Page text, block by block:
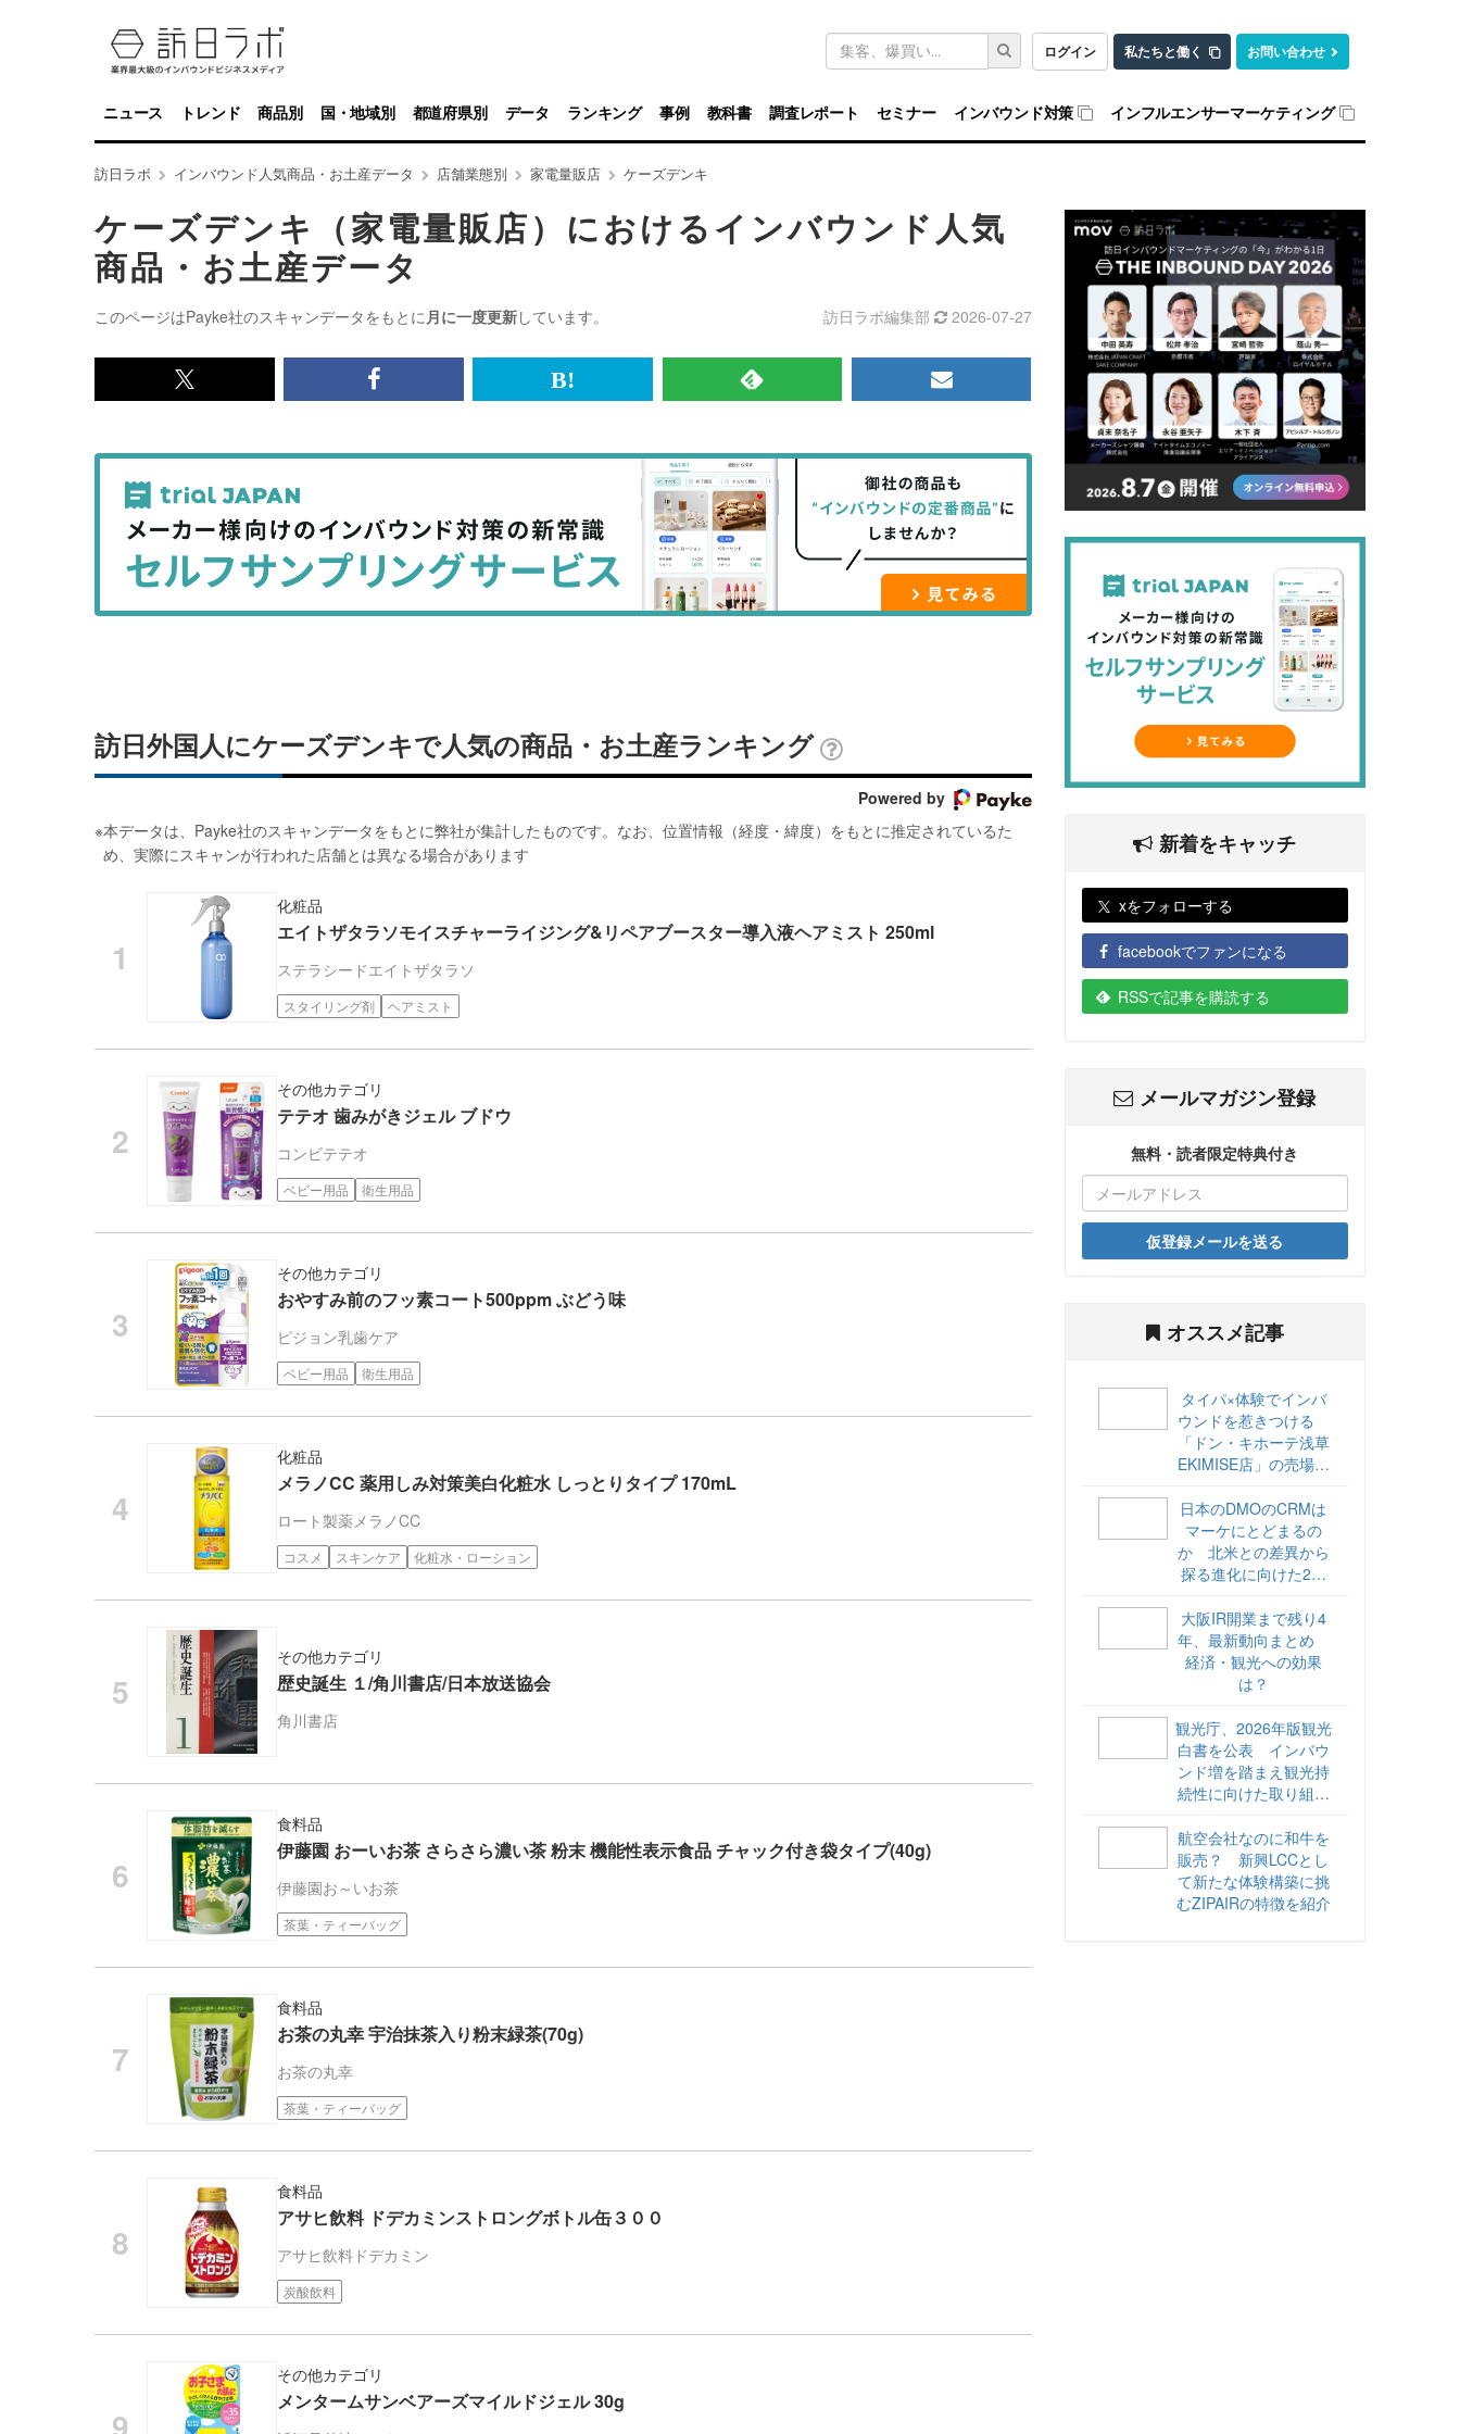
ログイン 私たちと働く お問い合わせ
キ
ワ
ド
検
索
ニュース トレンド 商品別 国・地域別 都道府県別 データ ランキング 事例 教科書 調査レポート セミナー インバウンド対策 インフルエンサーマーケティング
訪日ラボ インバウンド人気商品・お土産データ 店舗業態別 家電量販店 ケーズデンキ
ケーズデンキ（家電量販店）におけるインバウンド人気
商品・お土産データ
このページはPayke社のスキャンデータをもとに月に一度更新しています。 訪日ラボ編集部 2026-07-27
x<br>
記
事
を
シ
ェ
Facebook<br>
記
を
シ
ェ
は
な
ッ
ク
マ
追
加
RSS
記
事
を
購
読
メ
マ
ガ
登
録
す
訪日外国人にケーズデンキで人気の商品・お土産ランキング
Powered by
※本データは、Payke社のスキャンデータをもとに弊社が集計したものです。なお、位置情報（経度・緯度）をもとに推定されているた
め、実際にスキャンが行われた店舗とは異なる場合があります
化粧品
エイトザタラソモイスチャーライジング&リペアブースター導入液ヘアミスト 250ml
ステラシードエイトザタラソ
スタイリング剤 ヘアミスト
その他カテゴリ
テテオ 歯みがきジェル ブドウ
コンビテテオ
ベビー用品 衛生用品
その他カテゴリ
おやすみ前のフッ素コート500ppm ぶどう味
ピジョン乳歯ケア
ベビー用品 衛生用品
化粧品
メラノCC 薬用しみ対策美白化粧水 しっとりタイプ 170mL
ロート製薬メラノCC
コスメ スキンケア 化粧水・ローション
その他カテゴリ
歴史誕生 １/角川書店/日本放送協会
角川書店
食料品
伊藤園 おーいお茶 さらさら濃い茶 粉末 機能性表示食品 チャック付き袋タイプ(40g)
伊藤園お～いお茶
茶葉・ティーバッグ
食料品
お茶の丸幸 宇治抹茶入り粉末緑茶(70g)
お茶の丸幸
茶葉・ティーバッグ
食料品
アサヒ飲料 ドデカミンストロングボトル缶３００
アサヒ飲料 ドデカミン
炭酸飲料
その他カテゴリ
メンタームサンベアーズマイルドジェル 30g
新着をキャッチ
xをフォローする
facebookでファンになる
RSSで記事を購読する
メールマガジン登録
無料・読者限定特典付き
仮登録メールを送る
オススメ記事
タイパ×体験でインバ
ウンドを惹きつける
「ドン・キホーテ浅草
EKIMISE店」の売場づ
日本のDMOのCRMは
マーケにとどまるの
か 北米との差異から
探る進化に向けた2ス
海外DMOのリアル
vol.6】
大阪IR開業まで残り4
年、最新動向まとめ
経済・観光への効果
は？
観光庁、2026年版観光
白書を公表 インバウ
ンド増を踏まえ観光持
続性に向けた取り組み
航空会社なのに和牛を
販売？ 新興LCCとし
て新たな体験構築に挑
むZIPAIRの特徴を紹介